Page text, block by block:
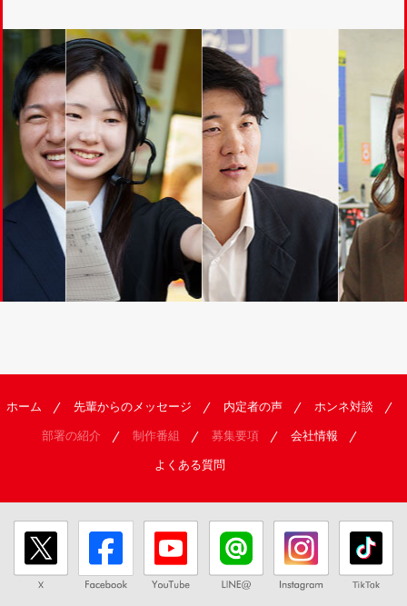
ホーム 先輩からのメッセージ 内定者の声 ホンネ対談
部署の紹介 制作番組 募集要項 会社情報
よくある質問